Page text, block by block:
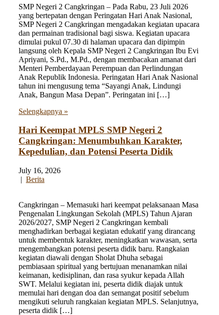
SMP Negeri 2 Cangkringan – Pada Rabu, 23 Juli 2026
yang bertepatan dengan Peringatan Hari Anak Nasional,
SMP Negeri 2 Cangkringan mengadakan kegiatan upacara
dan permainan tradisional bagi siswa. Kegiatan upacara
dimulai pukul 07.30 di halaman upacara dan dipimpin
langsung oleh Kepala SMP Negeri 2 Cangkringan Ibu Evi
Apriyani, S.Pd., M.Pd., dengan membacakan amanat dari
Menteri Pemberdayaan Perempuan dan Perlindungan
Anak Republik Indonesia. Peringatan Hari Anak Nasional
tahun ini mengusung tema “Sayangi Anak, Lindungi
Anak, Bangun Masa Depan”. Peringatan ini […]
Selengkapnya »
Hari Keempat MPLS SMP Negeri 2
Cangkringan: Menumbuhkan Karakter,
Kepedulian, dan Potensi Peserta Didik
July 16, 2026
| Berita
Cangkringan – Memasuki hari keempat pelaksanaan Masa
Pengenalan Lingkungan Sekolah (MPLS) Tahun Ajaran
2026/2027, SMP Negeri 2 Cangkringan kembali
menghadirkan berbagai kegiatan edukatif yang dirancang
untuk membentuk karakter, meningkatkan wawasan, serta
mengembangkan potensi peserta didik baru. Rangkaian
kegiatan diawali dengan Sholat Dhuha sebagai
pembiasaan spiritual yang bertujuan menanamkan nilai
keimanan, kedisiplinan, dan rasa syukur kepada Allah
SWT. Melalui kegiatan ini, peserta didik diajak untuk
memulai hari dengan doa dan semangat positif sebelum
mengikuti seluruh rangkaian kegiatan MPLS. Selanjutnya,
peserta didik […]